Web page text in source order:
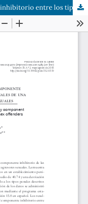
Análisis comparativo del componente inhibitorio entre los tipos penales de una muestra de agresores sexuales